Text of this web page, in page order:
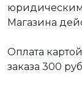
Магазина
Оплата
заказа 300